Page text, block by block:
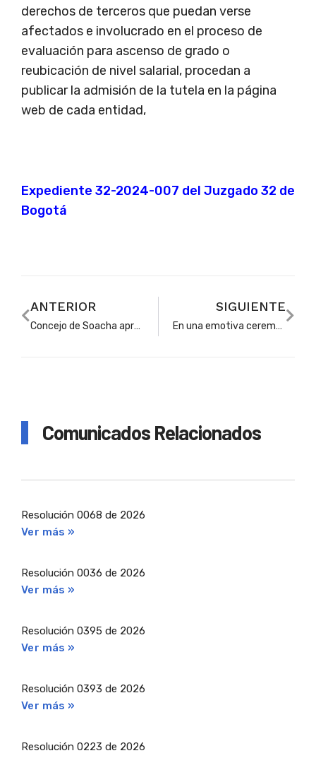
derechos de terceros que puedan verse
afectados e involucrado en el proceso de
evaluación para ascenso de grado o
reubicación de nivel salarial, procedan a
publicar la admisión de la tutela en la página
web de cada entidad,
Expediente 32-2024-007 del Juzgado 32 de
Bogotá
ANTERIOR
Concejo de Soacha aprobó acuerdo que crea un fondo para que los profesores de colegios oficiales hagan estudios universitarios
SIGUIENTE
En una emotiva ceremonia, Soacha reconoció a los más destacados docentes de la ciudad y al mejor estudiante de 2025
Comunicados Relacionados
Resolución 0068 de 2026
Ver más »
Resolución 0036 de 2026
Ver más »
Resolución 0395 de 2026
Ver más »
Resolución 0393 de 2026
Ver más »
Resolución 0223 de 2026